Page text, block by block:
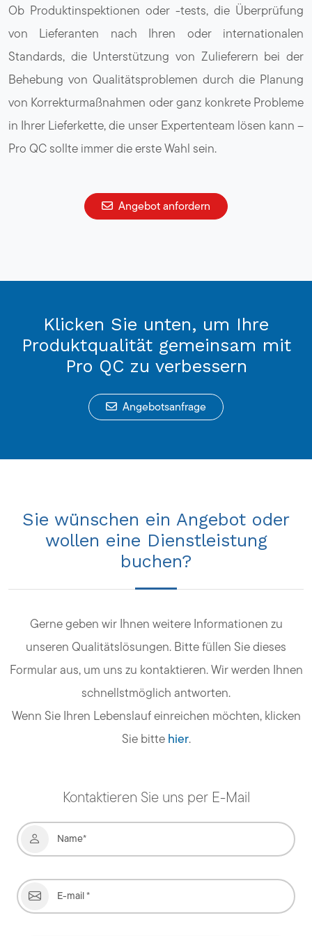
Ob Produktinspektionen oder -tests, die Überprüfung
von Lieferanten nach Ihren oder internationalen
Standards, die Unterstützung von Zulieferern bei der
Behebung von Qualitätsproblemen durch die Planung
von Korrekturmaßnahmen oder ganz konkrete Probleme
in Ihrer Lieferkette, die unser Expertenteam lösen kann –
Pro QC sollte immer die erste Wahl sein.
Angebot anfordern
Klicken Sie unten, um Ihre
Produktqualität gemeinsam mit
Pro QC zu verbessern
Angebotsanfrage
Sie wünschen ein Angebot oder
wollen eine Dienstleistung
buchen?
Gerne geben wir Ihnen weitere Informationen zu
unseren Qualitätslösungen. Bitte füllen Sie dieses
Formular aus, um uns zu kontaktieren. Wir werden Ihnen
schnellstmöglich antworten.
Wenn Sie Ihren Lebenslauf einreichen möchten, klicken
Sie bitte hier.
Kontaktieren Sie uns per E-Mail